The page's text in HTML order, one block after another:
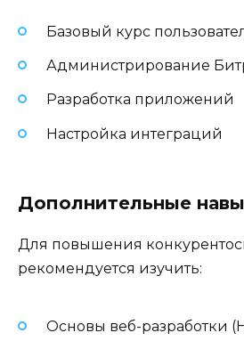
Базовый курс
Администрирование
Разработка приложений
Настройка интеграций
Дополнительные
Для повышения
рекомендуется изучить:
Основы веб-разработки